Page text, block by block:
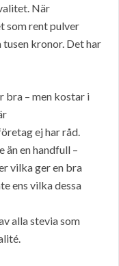
När
som rent pulver
kronor. Det har
bra – men kostar i
ej har råd.
än en handfull –
vilka ger en bra
ens vilka dessa
alla stevia som